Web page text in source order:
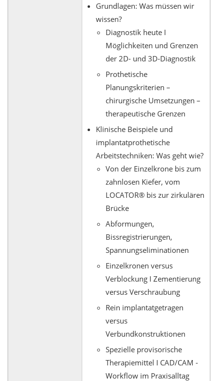
Grundlagen: Was müssen wir
wissen?
Diagnostik heute I
Möglichkeiten und Grenzen
der 2D- und 3D-Diagnostik
Prothetische
Planungskriterien –
chirurgische Umsetzungen –
therapeutische Grenzen
Klinische Beispiele und
implantatprothetische
Arbeitstechniken: Was geht wie?
Von der Einzelkrone bis zum
zahnlosen Kiefer, vom
LOCATOR® bis zur zirkulären
Brücke
Abformungen,
Bissregistrierungen,
Spannungseliminationen
Einzelkronen versus
Verblockung I Zementierung
versus Verschraubung
Rein implantatgetragen
versus
Verbundkonstruktionen
Spezielle provisorische
Therapiemittel I CAD/CAM -
Workflow im Praxisalltag